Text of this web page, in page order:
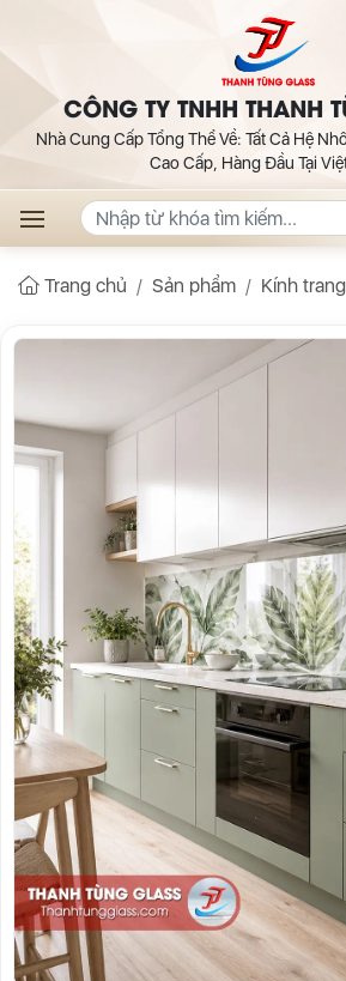
CÔNG TY TNHH THANH
Nhà Cung Cấp Tổng Thể Về: Tất Cả Hệ
Cao Cấp, Hàng Đầu Tại
Trang chủ Sản phẩm Kính